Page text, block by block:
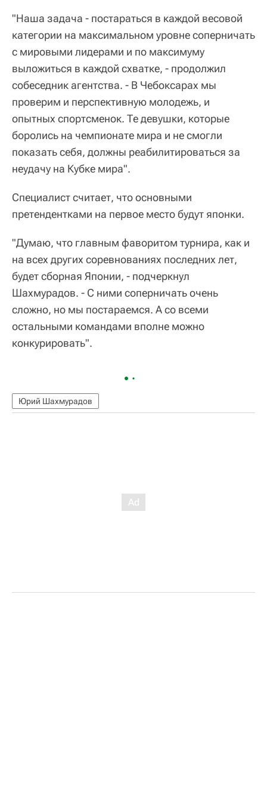
"Наша задача - постараться в каждой весовой
категории на максимальном уровне соперничать
с мировыми лидерами и по максимуму
выложиться в каждой схватке, - продолжил
собеседник агентства. - В Чебоксарах мы
проверим и перспективную молодежь, и
опытных спортсменок. Те девушки, которые
боролись на чемпионате мира и не смогли
показать себя, должны реабилитироваться за
неудачу на Кубке мира".
Специалист считает, что основными
претендентками на первое место будут японки.
"Думаю, что главным фаворитом турнира, как и
на всех других соревнованиях последних лет,
будет сборная Японии, - подчеркнул
Шахмурадов. - С ними соперничать очень
сложно, но мы постараемся. А со всеми
остальными командами вполне можно
конкурировать".
Юрий Шахмурадов